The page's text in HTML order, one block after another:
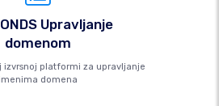
Upravljanje
domenom
izvrsnoj platformi za upravljanje
domena